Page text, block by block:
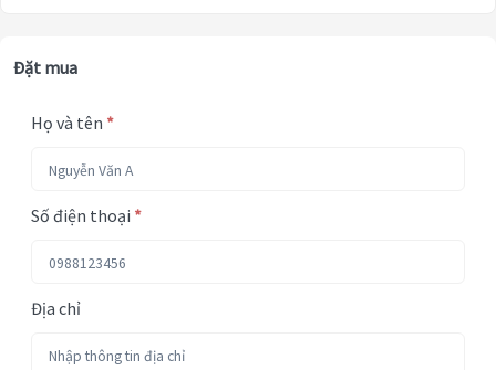
Đặt mua
Họ và tên *
Số điện thoại *
Địa chỉ